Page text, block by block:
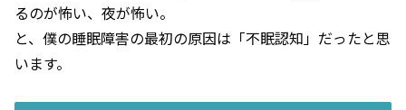
るのが怖い、夜が怖い。
と、僕の睡眠障害の最初の原因は「不眠認知」だったと思
います。